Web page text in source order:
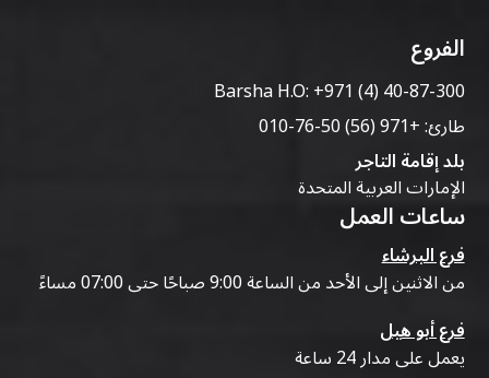
الفروع
Barsha H.O:+971 (4) 40-87-300
طارئ:+971 (56) 50-76-010
بلد إقامة التاجر
الإمارات العربية المتحدة
ساعات العمل
فرع البرشاء
من الاثنين إلى الأحد من الساعة 9:00 صباحًا حتى 07:00 مساءً
فرع أبو هيل
يعمل على مدار 24 ساعة